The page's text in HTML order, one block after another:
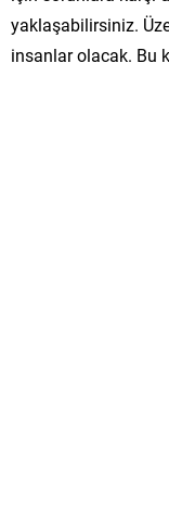
yaklaşabilirsiniz.
insanlar olacak. Bu